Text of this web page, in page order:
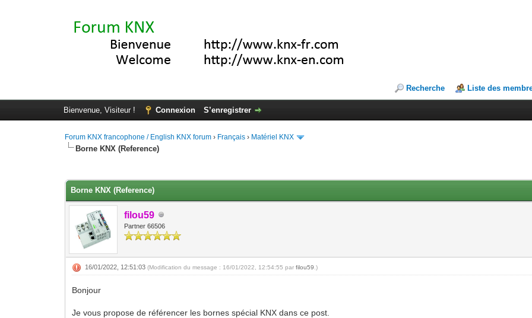
Recherche Liste des
Bienvenue, Visiteur ! Connexion S’enregistrer
Forum KNX francophone / English KNX forum › Français › Matériel KNX
Borne KNX (Reference)
Borne KNX (Reference)
filou59
Partner 66506
16/01/2022, 12:51:03(Modification du message : 16/01/2022, 12:54:55 parfilou59 .)
Bonjour
Je vous propose de référencer les bornes spécial KNX dans ce post.